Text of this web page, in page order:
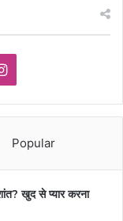
Instagram
Popular
खुद से प्यार करना